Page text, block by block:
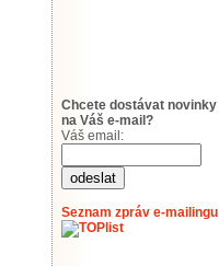
Chcete dostávat novinky
na Váš e-mail?
Váš email:
Seznam zpráv e-mailingu